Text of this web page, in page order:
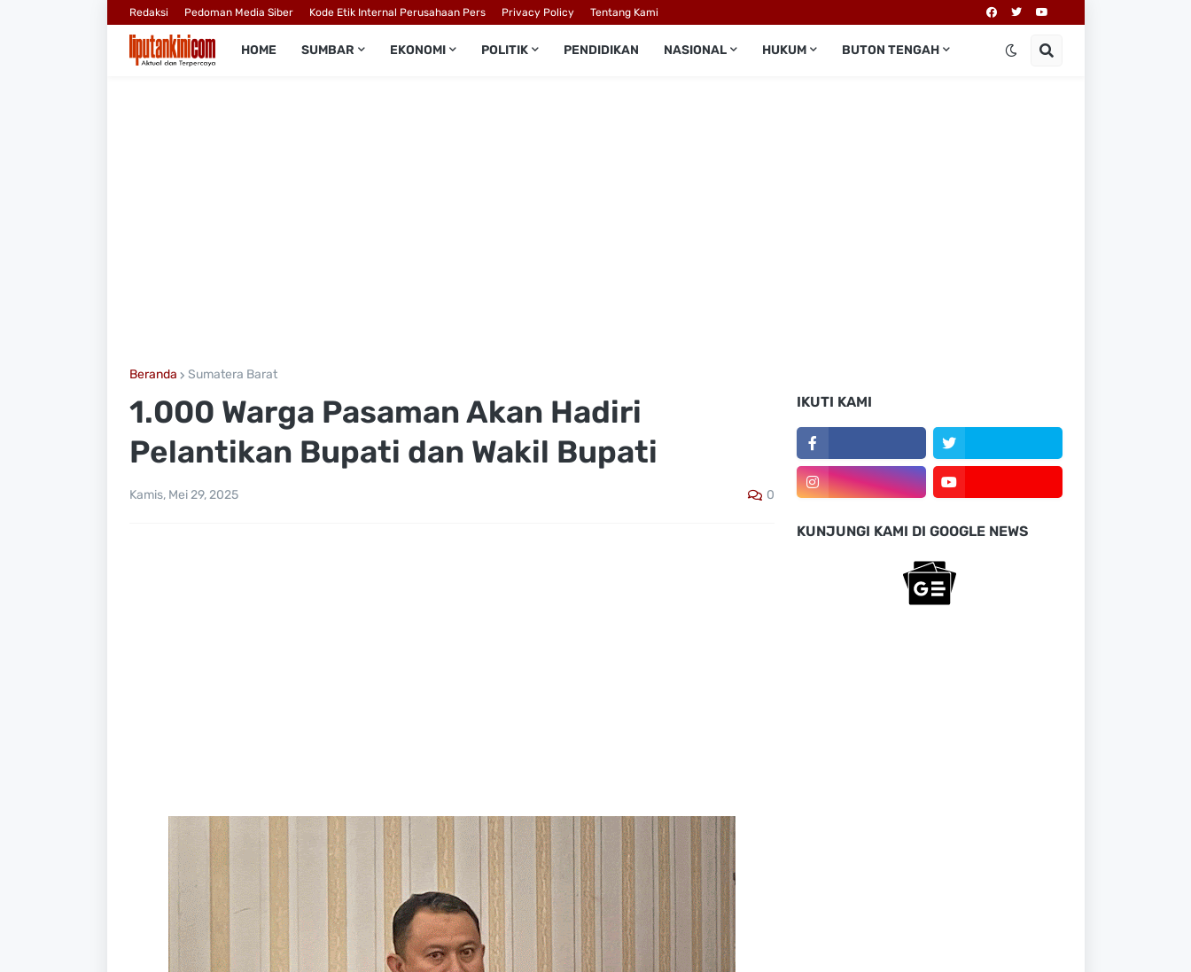
Redaksi Pedoman Media Siber Kode Etik Internal Perusahaan Pers Privacy Policy Tentang Kami
HOME SUMBAR EKONOMI POLITIK PENDIDIKAN NASIONAL HUKUM BUTON TENGAH
Beranda Sumatera Barat
1.000 Warga Pasaman Akan Hadiri
Pelantikan Bupati dan Wakil Bupati
Kamis, Mei 29, 2025 0
IKUTI KAMI
KUNJUNGI KAMI DI GOOGLE NEWS